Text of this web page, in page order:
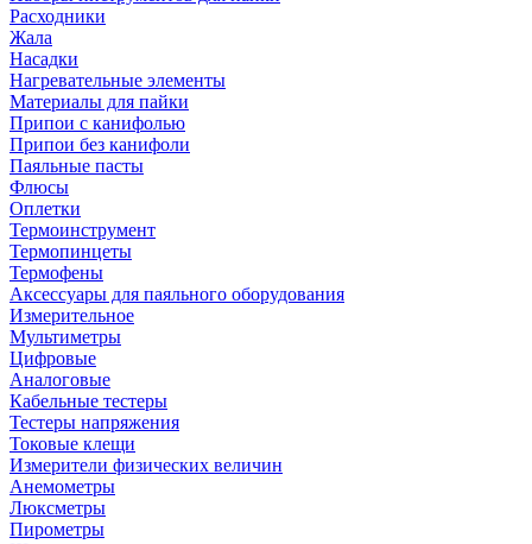
Расходники
Жала
Насадки
Нагревательные элементы
Материалы для пайки
Припои с канифолью
Припои без канифоли
Паяльные пасты
Флюсы
Оплетки
Термоинструмент
Термопинцеты
Термофены
Аксессуары для паяльного оборудования
Измерительное
Мультиметры
Цифровые
Аналоговые
Кабельные тестеры
Тестеры напряжения
Токовые клещи
Измерители физических величин
Анемометры
Люксметры
Пирометры